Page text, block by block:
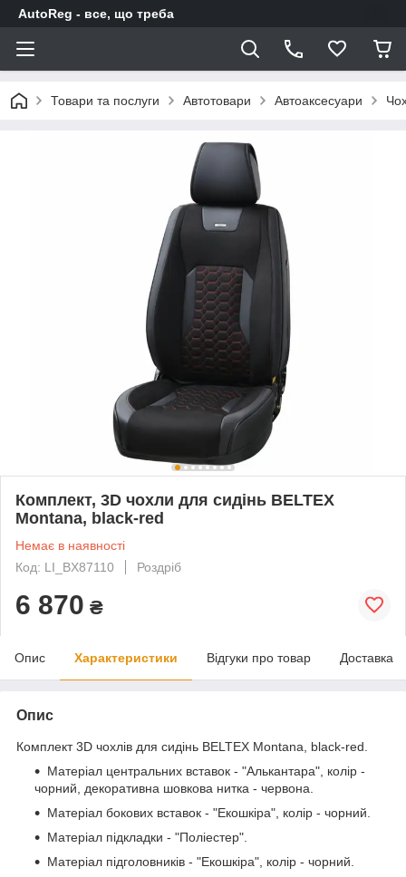
AutoReg - все, що треба
Товари та послуги Автотовари Автоаксесуари
Комплект, 3D чохли для сидінь BELTEX
Montana, black-red
Немає в наявності
Код: LI_BX87110
Роздріб
6 870 ₴
Опис Характеристики Відгуки про товар Доставка
Опис
Комплект 3D чохлів для сидінь BELTEX Montana, black-red.
Матеріал центральних вставок - "Алькантара", колір -
чорний, декоративна шовкова нитка - червона.
Матеріал бокових вставок - "Екошкіра", колір - чорний.
Матеріал підкладки - "Поліестер".
Матеріал підголовників - "Екошкіра", колір - чорний.